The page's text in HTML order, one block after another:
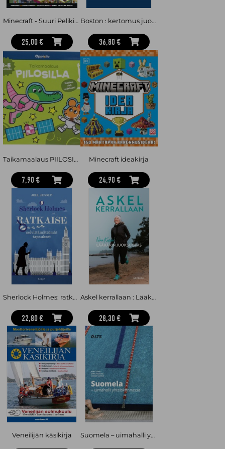
Minecraft - Suuri Pelikirja 2026
25,00 €
Boston : kertomus juoksusta
36,80 €
Taikamaalaus PIILOSILLA -puuhakirja 3-5 v
7,90 €
Minecraft ideakirja
24,90 €
Sherlock Holmes: ratkaise selvittämättömät tapaukset
22,80 €
Askel kerrallaan : Lääkärin juoksuopas
28,30 €
Veneilijän käsikirja Suomela – uimahalli yhteiskunnassa